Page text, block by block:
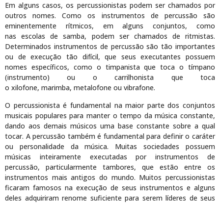
Em alguns casos, os percussionistas podem ser chamados por
outros nomes. Como os instrumentos de percussão são
eminentemente rítmicos, em alguns conjuntos, como
nas escolas de samba, podem ser chamados de ritmistas.
Determinados instrumentos de percussão são tão importantes
ou de execução tão difícil, que seus executantes possuem
nomes específicos, como o timpanista que toca o tímpano
(instrumento) ou o carrilhonista que toca
o xilofone, marimba, metalofone ou vibrafone.
O percussionista é fundamental na maior parte dos conjuntos
musicais populares para manter o tempo da música constante,
dando aos demais músicos uma base constante sobre a qual
tocar. A percussão também é fundamental para definir o caráter
ou personalidade da música. Muitas sociedades possuem
músicas inteiramente executadas por instrumentos de
percussão, particularmente tambores, que estão entre os
instrumentos mais antigos do mundo. Muitos percussionistas
ficaram famosos na execução de seus instrumentos e alguns
deles adquiriram renome suficiente para serem líderes de seus